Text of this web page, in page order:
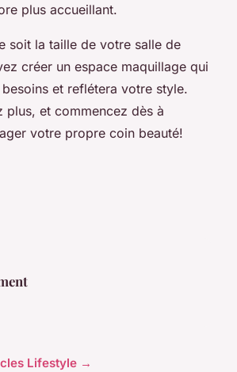
plus accueillant.
soit la taille de votre salle de
créer un espace maquillage qui
et reflétera votre style.
plus, et commencez dès à
votre propre coin beauté!
Lifestyle →